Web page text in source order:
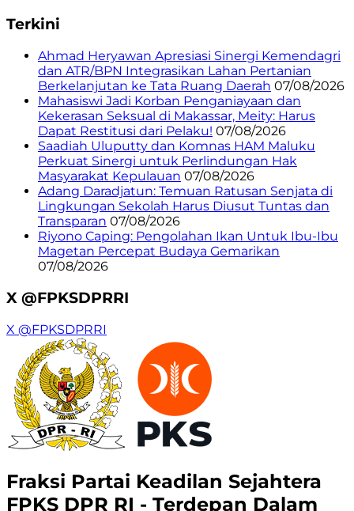
Terkini
Ahmad Heryawan Apresiasi Sinergi Kemendagri
dan ATR/BPN Integrasikan Lahan Pertanian
Berkelanjutan ke Tata Ruang Daerah 07/08/2026
Mahasiswi Jadi Korban Penganiayaan dan
Kekerasan Seksual di Makassar, Meity: Harus
Dapat Restitusi dari Pelaku! 07/08/2026
Saadiah Uluputty dan Komnas HAM Maluku
Perkuat Sinergi untuk Perlindungan Hak
Masyarakat Kepulauan 07/08/2026
Adang Daradjatun: Temuan Ratusan Senjata di
Lingkungan Sekolah Harus Diusut Tuntas dan
Transparan 07/08/2026
Riyono Caping: Pengolahan Ikan Untuk Ibu-Ibu
Magetan Percepat Budaya Gemarikan
07/08/2026
X @FPKSDPRRI
X @FPKSDPRRI
Fraksi Partai Keadilan Sejahtera
FPKS DPR RI - Terdepan Dalam